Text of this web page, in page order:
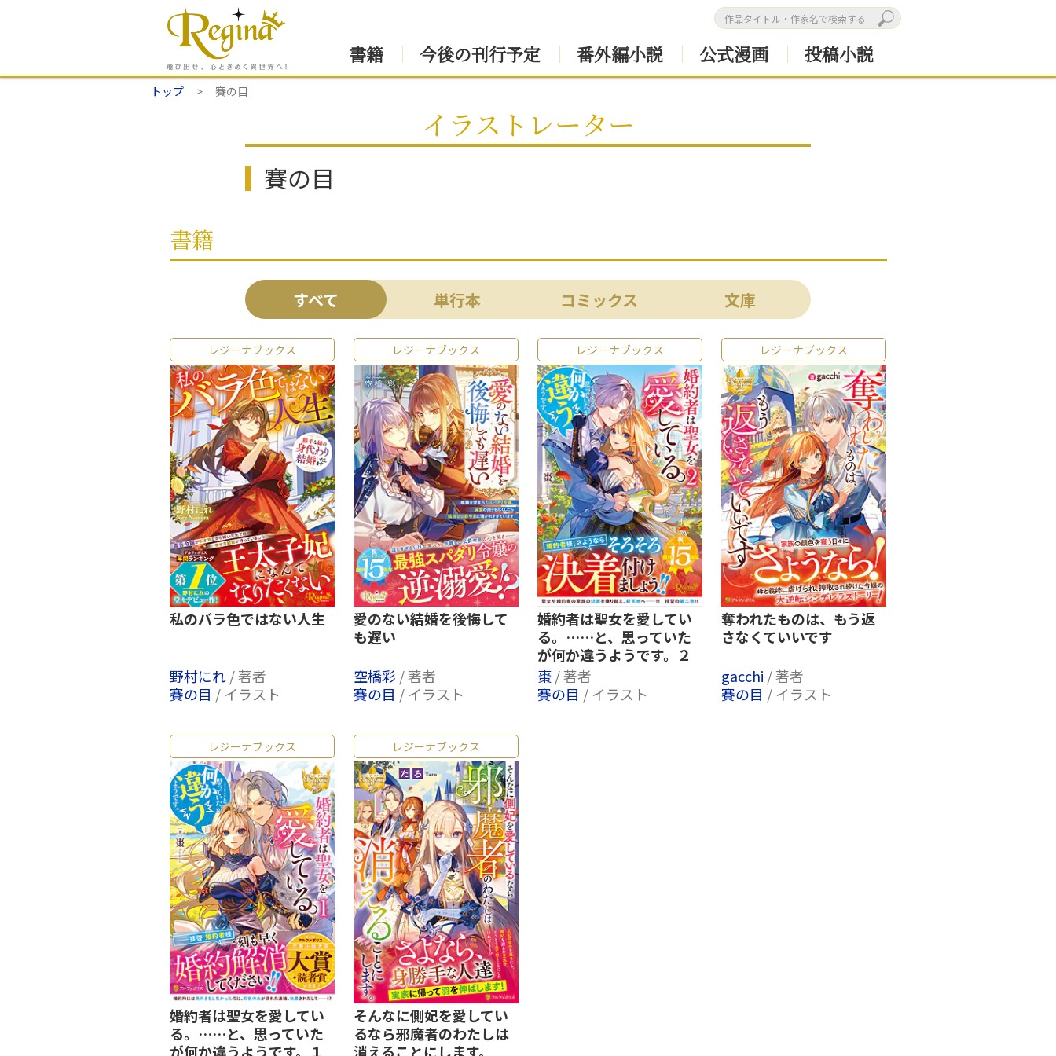
書籍 今後の刊行予定 番外編小説 公式漫画 投稿小説
トップ 賽の目
イラストレーター
賽の目
書籍
すべて 単行本 コミックス 文庫
レジーナブックス
私のバラ色ではない人生
野村にれ/ 著者
賽の目 / イラスト
レジーナブックス
愛のない結婚を後悔して
も遅い
空橋彩 / 著者
賽の目 / イラスト
レジーナブックス
婚約者は聖女を愛してい
る。……と、思っていた
が何か違うようです。２
棗/ 著者
賽の目 / イラスト
レジーナブックス
奪われたものは、もう返
さなくていいです
gacchi / 著者
賽の目 / イラスト
レジーナブックス
婚約者は聖女を愛してい
る。……と、思っていた
が何か違うようです。１
レジーナブックス
そんなに側妃を愛してい
るなら邪魔者のわたしは
消えることにします。